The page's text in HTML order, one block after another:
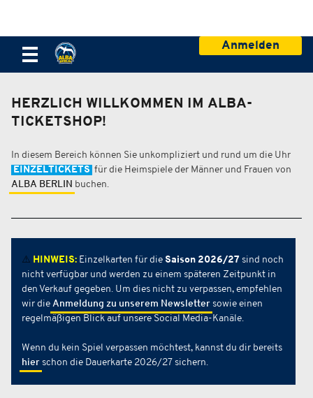
Anmelden
HERZLICH WILLKOMMEN IM ALBA-
TICKETSHOP!
In diesem Bereich können Sie unkompliziert und rund um die Uhr
EINZELTICKETS für die Heimspiele der Männer und Frauen von
ALBA BERLIN buchen.
⚠️ HINWEIS: Einzelkarten für die Saison 2026/27 sind noch
nicht verfügbar und werden zu einem späteren Zeitpunkt in
den Verkauf gegeben. Um dies nicht zu verpassen, empfehlen
wir die Anmeldung zu unserem Newsletter sowie einen
regelmäßigen Blick auf unsere Social Media-Kanäle.
Wenn du kein Spiel verpassen möchtest, kannst du dir bereits
hier schon die Dauerkarte 2026/27 sichern.